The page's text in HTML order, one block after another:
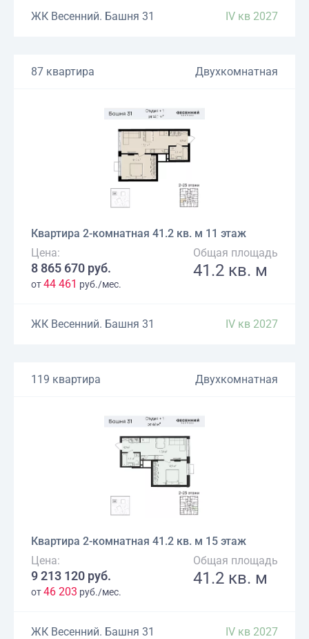
ЖК Весенний. Башня 31 IV кв 2027
87 квартира Двухкомнатная
Квартира 2-комнатная 41.2 кв. м 11 этаж
Цена:
8 865 670 руб.
от44 461 руб./мес.
Общая площадь
41.2 кв. м
ЖК Весенний. Башня 31 IV кв 2027
119 квартира Двухкомнатная
Квартира 2-комнатная 41.2 кв. м 15 этаж
Цена:
9 213 120 руб.
от46 203 руб./мес.
Общая площадь
41.2 кв. м
ЖК Весенний. Башня 31 IV кв 2027